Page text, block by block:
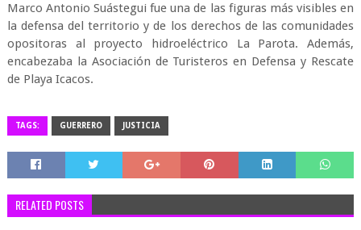
Marco Antonio Suástegui fue una de las figuras más visibles en
la defensa del territorio y de los derechos de las comunidades
opositoras al proyecto hidroeléctrico La Parota. Además,
encabezaba la Asociación de Turisteros en Defensa y Rescate
de Playa Icacos.
TAGS: GUERRERO JUSTICIA
RELATED POSTS